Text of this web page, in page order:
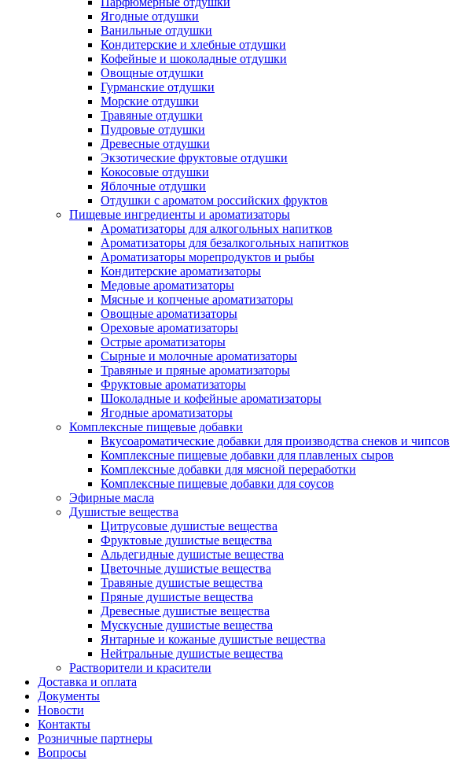
Ягодные отдушки
Ванильные отдушки
Кондитерские и хлебные отдушки
Кофейные и шоколадные отдушки
Овощные отдушки
Гурманские отдушки
Морские отдушки
Травяные отдушки
Пудровые отдушки
Древесные отдушки
Экзотические фруктовые отдушки
Кокосовые отдушки
Яблочные отдушки
Отдушки с ароматом российских фруктов
Пищевые ингредиенты и ароматизаторы
Ароматизаторы для алкогольных напитков
Ароматизаторы для безалкогольных напитков
Ароматизаторы морепродуктов и рыбы
Кондитерские ароматизаторы
Медовые ароматизаторы
Мясные и копченые ароматизаторы
Овощные ароматизаторы
Ореховые ароматизаторы
Острые ароматизаторы
Сырные и молочные ароматизаторы
Травяные и пряные ароматизаторы
Фруктовые ароматизаторы
Шоколадные и кофейные ароматизаторы
Ягодные ароматизаторы
Комплексные пищевые добавки
Вкусоароматические добавки для производства снеков и чипсов
Комплексные пищевые добавки для плавленых сыров
Комплексные добавки для мясной переработки
Комплексные пищевые добавки для соусов
Эфирные масла
Душистые вещества
Цитрусовые душистые вещества
Фруктовые душистые вещества
Альдегидные душистые вещества
Цветочные душистые вещества
Травяные душистые вещества
Пряные душистые вещества
Древесные душистые вещества
Мускусные душистые вещества
Янтарные и кожаные душистые вещества
Нейтральные душистые вещества
Растворители и красители
Доставка и оплата
Документы
Новости
Контакты
Розничные партнеры
Вопросы